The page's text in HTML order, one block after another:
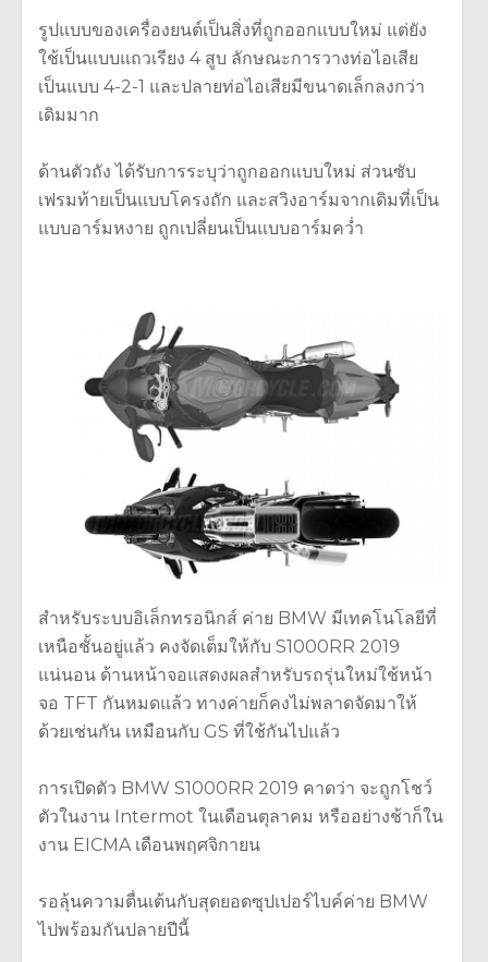
รูปแบบของเครื่องยนต์เป็นสิ่งที่ถูกออกแบบใหม่ แต่ยัง
ใช้เป็นแบบแถวเรียง 4 สูบ ลักษณะการวางท่อไอเสีย
เป็นแบบ 4-2-1 และปลายท่อไอเสียมีขนาดเล็กลงกว่า
เดิมมาก
ด้านตัวถัง ได้รับการระบุว่าถูกออกแบบใหม่ ส่วนซับ
เฟรมท้ายเป็นแบบโครงถัก และสวิงอาร์มจากเดิมที่เป็น
แบบอาร์มหงาย ถูกเปลี่ยนเป็นแบบอาร์มคว่ำ
สำหรับระบบอิเล็กทรอนิกส์ ค่าย BMW มีเทคโนโลยีที่
เหนือชั้นอยู่แล้ว คงจัดเต็มให้กับ S1000RR 2019
แน่นอน ด้านหน้าจอแสดงผลสำหรับรถรุ่นใหม่ใช้หน้า
จอ TFT กันหมดแล้ว ทางค่ายก็คงไม่พลาดจัดมาให้
ด้วยเช่นกัน เหมือนกับ GS ที่ใช้กันไปแล้ว
การเปิดตัว BMW S1000RR 2019 คาดว่า จะถูกโชว์
ตัวในงาน Intermot ในเดือนตุลาคม หรืออย่างช้าก็ใน
งาน EICMA เดือนพฤศจิกายน
รอลุ้นความตื่นเต้นกับสุดยอดซุปเปอร์ไบค์ค่าย BMW
ไปพร้อมกันปลายปีนี้